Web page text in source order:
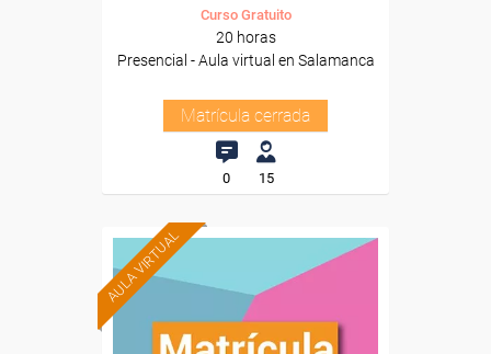
Curso Gratuito
20 horas
Presencial - Aula virtual en Salamanca
Matrícula cerrada
0 15
AULA VIRTUAL